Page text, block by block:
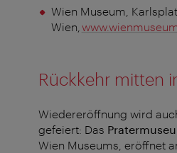
Wien Museum,
Wien,
Rückkehr mitten
Wiedereröffnung wird
gefeiert: Das
Wien Museums, eröffnet